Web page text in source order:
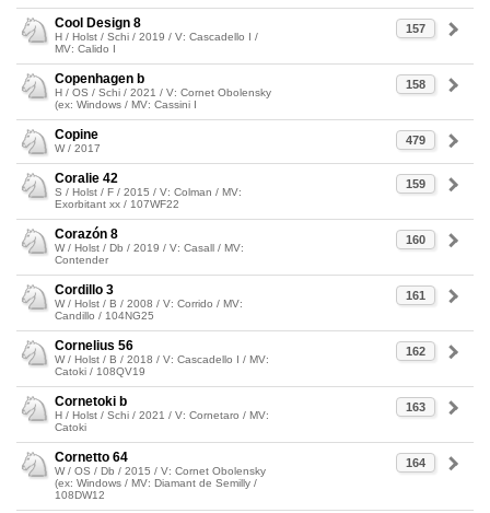
157
Cool Design 8
H / Holst / Schi / 2019 / V: Cascadello I /
MV: Calido I
158
Copenhagen b
H / OS / Schi / 2021 / V: Cornet Obolensky
(ex: Windows / MV: Cassini I
479
Copine
W / 2017
159
Coralie 42
S / Holst / F / 2015 / V: Colman / MV:
Exorbitant xx / 107WF22
160
Corazón 8
W / Holst / Db / 2019 / V: Casall / MV:
Contender
161
Cordillo 3
W / Holst / B / 2008 / V: Corrido / MV:
Candillo / 104NG25
162
Cornelius 56
W / Holst / B / 2018 / V: Cascadello I / MV:
Catoki / 108QV19
163
Cornetoki b
H / Holst / Schi / 2021 / V: Cornetaro / MV:
Catoki
164
Cornetto 64
W / OS / Db / 2015 / V: Cornet Obolensky
(ex: Windows / MV: Diamant de Semilly /
108DW12